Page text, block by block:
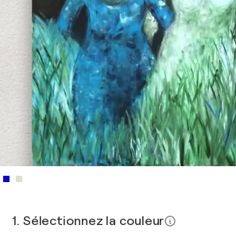
1. Sélectionnez la couleur